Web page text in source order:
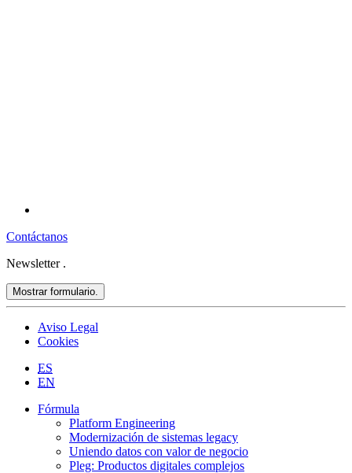
Contáctanos
Newsletter .
Mostrar formulario.
Aviso Legal
Cookies
ES
EN
Fórmula
Platform Engineering
Modernización de sistemas legacy
Uniendo datos con valor de negocio
Pleg: Productos digitales complejos